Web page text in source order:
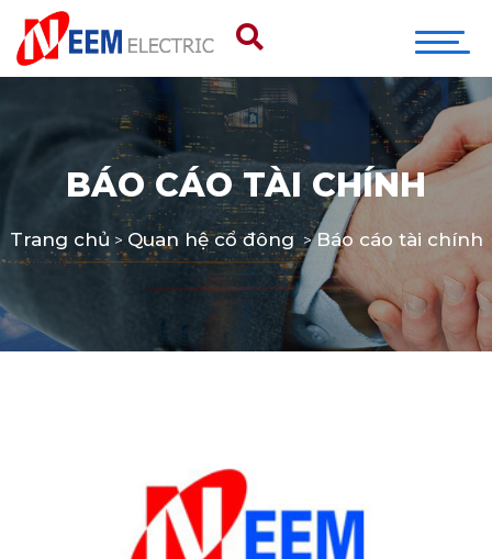
BÁO CÁO TÀI CHÍNH
Trang chủ > Quan hệ cổ đông>Báo cáo tài chính